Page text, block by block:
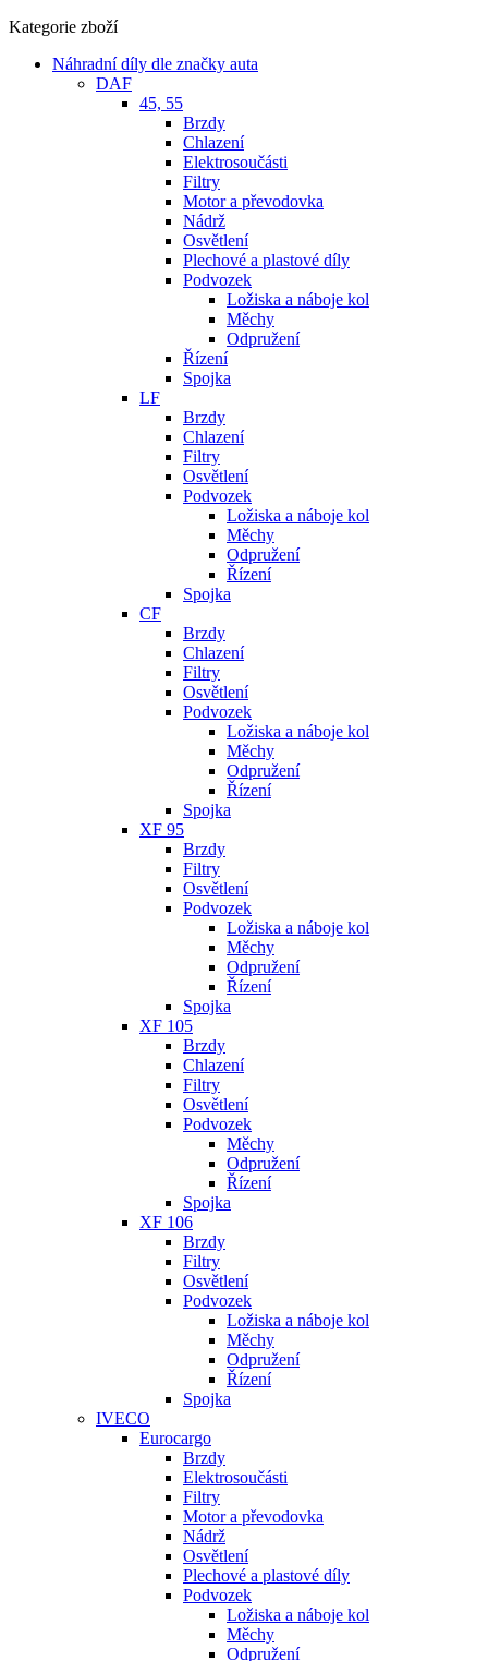
Kategorie zboží
Náhradní díly dle značky auta
DAF
45, 55
Brzdy
Chlazení
Elektrosoučásti
Filtry
Motor a převodovka
Nádrž
Osvětlení
Plechové a plastové díly
Podvozek
Ložiska a náboje kol
Měchy
Odpružení
Řízení
Spojka
LF
Brzdy
Chlazení
Filtry
Osvětlení
Podvozek
Ložiska a náboje kol
Měchy
Odpružení
Řízení
Spojka
CF
Brzdy
Chlazení
Filtry
Osvětlení
Podvozek
Ložiska a náboje kol
Měchy
Odpružení
Řízení
Spojka
XF 95
Brzdy
Filtry
Osvětlení
Podvozek
Ložiska a náboje kol
Měchy
Odpružení
Řízení
Spojka
XF 105
Brzdy
Chlazení
Filtry
Osvětlení
Podvozek
Měchy
Odpružení
Řízení
Spojka
XF 106
Brzdy
Filtry
Osvětlení
Podvozek
Ložiska a náboje kol
Měchy
Odpružení
Řízení
Spojka
IVECO
Eurocargo
Brzdy
Elektrosoučásti
Filtry
Motor a převodovka
Nádrž
Osvětlení
Plechové a plastové díly
Podvozek
Ložiska a náboje kol
Měchy
Odpružení